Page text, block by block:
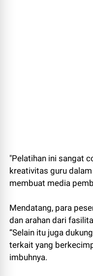
"Pelatihan ini sangat
kreativitas guru
membuat media
Mendatang, para
dan arahan dari
“Selain itu juga
terkait yang
imbuhnya.